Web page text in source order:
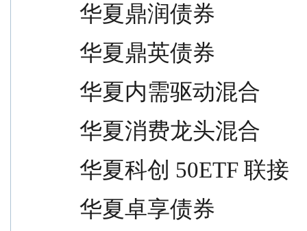
华夏鼎润债券
华夏鼎英债券
华夏内需驱动混合
华夏消费龙头混合
华夏科创 50ETF 联接
华夏卓享债券